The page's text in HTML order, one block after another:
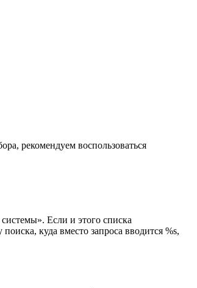
рекомендуем воспользоваться
Если и этого списка
куда вместо запроса вводится %s,